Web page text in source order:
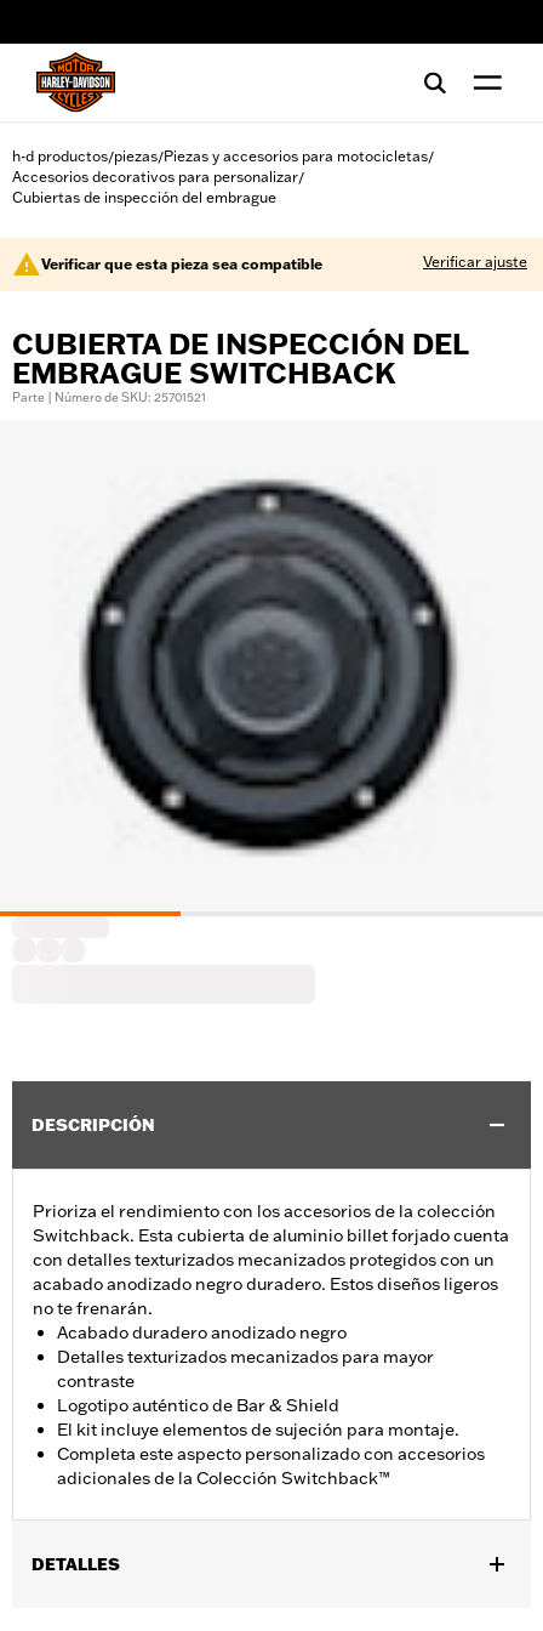
h-d productos/piezas/Piezas y accesorios para motocicletas/
Accesorios decorativos para personalizar/
Cubiertas de inspección del embrague
Verificar que esta pieza sea compatible Verificar ajuste
CUBIERTA DE INSPECCIÓN DEL
EMBRAGUE SWITCHBACK
Parte | Número de SKU: 25701521
DESCRIPCIÓN
Prioriza el rendimiento con los accesorios de la colección
Switchback. Esta cubierta de aluminio billet forjado cuenta
con detalles texturizados mecanizados protegidos con un
acabado anodizado negro duradero. Estos diseños ligeros
no te frenarán.
Acabado duradero anodizado negro
Detalles texturizados mecanizados para mayor
contraste
Logotipo auténtico de Bar & Shield
El kit incluye elementos de sujeción para montaje.
Completa este aspecto personalizado con accesorios
adicionales de la Colección Switchback™
DETALLES